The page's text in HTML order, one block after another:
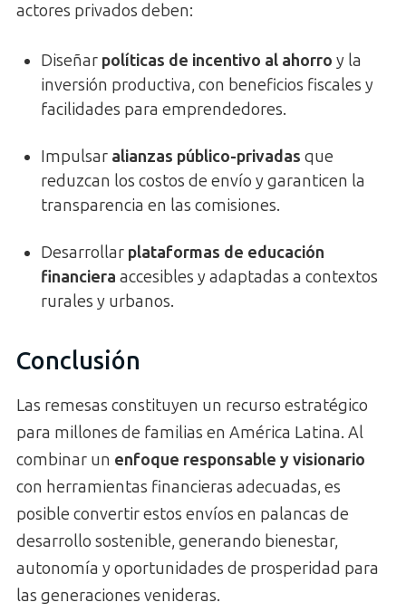
actores privados deben:
Diseñar políticas de incentivo al ahorro y la
inversión productiva, con beneficios fiscales y
facilidades para emprendedores.
Impulsar alianzas público-privadas que
reduzcan los costos de envío y garanticen la
transparencia en las comisiones.
Desarrollar plataformas de educación
financiera accesibles y adaptadas a contextos
rurales y urbanos.
Conclusión
Las remesas constituyen un recurso estratégico
para millones de familias en América Latina. Al
combinar un enfoque responsable y visionario
con herramientas financieras adecuadas, es
posible convertir estos envíos en palancas de
desarrollo sostenible, generando bienestar,
autonomía y oportunidades de prosperidad para
las generaciones venideras.